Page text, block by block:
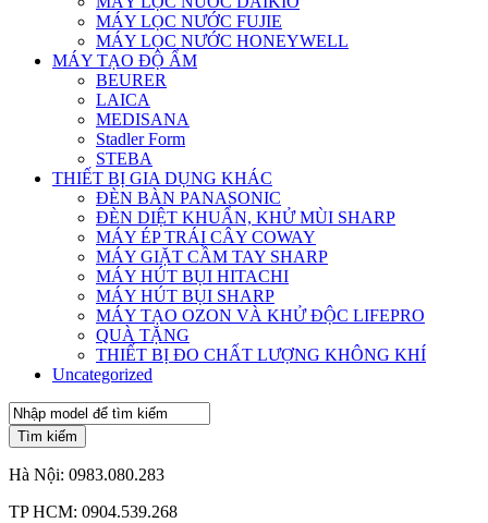
MÁY LỌC NƯỚC FUJIE
MÁY LỌC NƯỚC HONEYWELL
MÁY TẠO ĐỘ ẨM
BEURER
LAICA
MEDISANA
Stadler Form
STEBA
THIẾT BỊ GIA DỤNG KHÁC
ĐÈN BÀN PANASONIC
ĐÈN DIỆT KHUẨN, KHỬ MÙI SHARP
MÁY ÉP TRÁI CÂY COWAY
MÁY GIẶT CẦM TAY SHARP
MÁY HÚT BỤI HITACHI
MÁY HÚT BỤI SHARP
MÁY TẠO OZON VÀ KHỬ ĐỘC LIFEPRO
QUÀ TẶNG
THIẾT BỊ ĐO CHẤT LƯỢNG KHÔNG KHÍ
Uncategorized
Tìm kiếm
Hà Nội: 0983.080.283
TP HCM: 0904.539.268